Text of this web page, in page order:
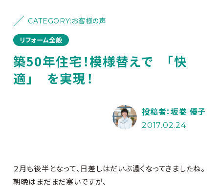
CATEGORY:お客様の声
リフォーム全般
築50年住宅！模様替えで 「快
適」 を実現！
投稿者：坂巻 優子
2017.02.24
２月も後半となって、日差しはだいぶ濃くなってきましたね。
朝晩はまだまだ寒いですが、